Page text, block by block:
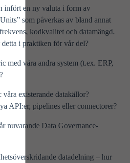
infört en ny valuta i form av
som påverkas av bland annat
kodkvalitet och datamängd.
i praktiken för vår del?
med våra andra system (t.ex. ERP,
våra existerande datakällor?
API:er, pipelines eller connectorer?
nuvarande Data Governance-
datadelning – hur